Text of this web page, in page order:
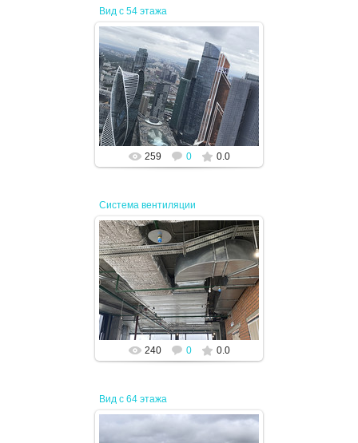
Вид с 54 этажа
19.04.2024
JENEK
259 0 0.0
Система вентиляции
19.04.2024
JENEK
240 0 0.0
Вид с 64 этажа